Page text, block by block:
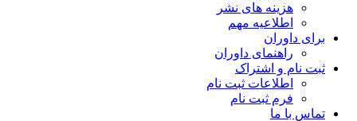
هزینه های نشر
اطلاعیه مهم
برای داوران
راهنمای داوران
ثبت نام و اشتراک
اطلاعات ثبت نام
فرم ثبت نام
تماس با ما